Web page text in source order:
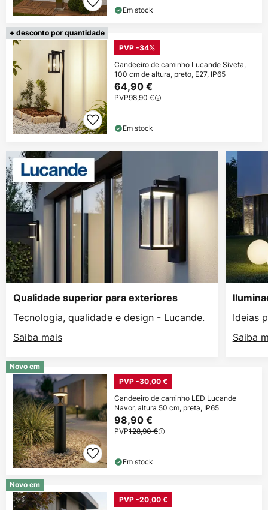
Em stock
+ desconto por quantidade
PVP -34%
Candeeiro de caminho Lucande Siveta,
100 cm de altura, preto, E27, IP65
64,90 €
PVP98,90 €
Em stock
Qualidade superior para exteriores
Tecnologia, qualidade e design - Lucande.
Saiba mais
Ideias
Saiba
Novo em
PVP -30,00 €
Candeeiro de caminho LED Lucande
Navor, altura 50 cm, preta, IP65
98,90 €
PVP128,90 €
Em stock
Novo em
PVP -20,00 €